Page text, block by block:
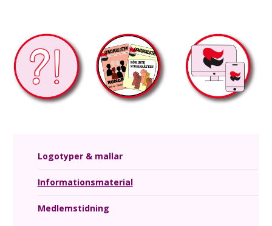
Logotyper & mallar
Informationsmaterial
Medlemstidning